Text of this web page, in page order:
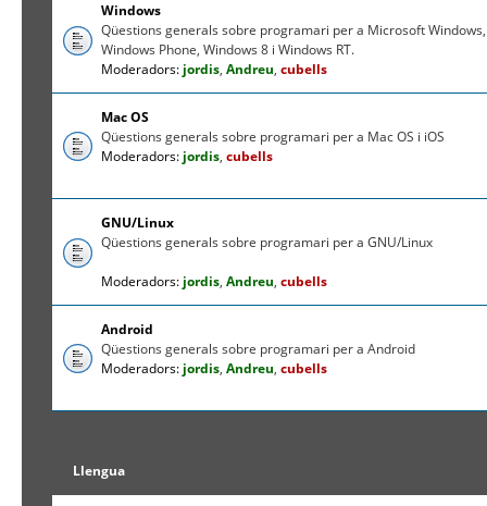
Windows
Qüestions generals sobre programari per a Microsoft Windows,
Windows Phone, Windows 8 i Windows RT.
Moderadors: jordis,Andreu,cubells
Mac OS
Qüestions generals sobre programari per a Mac OS i iOS
Moderadors: jordis,cubells
GNU/Linux
Qüestions generals sobre programari per a GNU/Linux
Moderadors: jordis,Andreu,cubells
Android
Qüestions generals sobre programari per a Android
Moderadors: jordis,Andreu,cubells
Llengua